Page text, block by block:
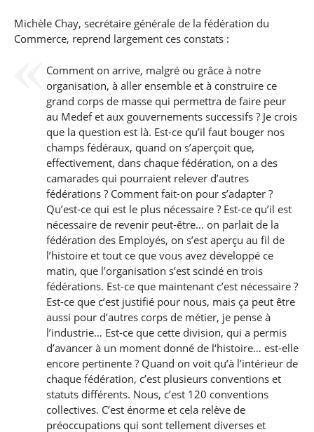
Michèle Chay, secrétaire générale de la fédération du
Commerce, reprend largement ces constats :
Comment on arrive, malgré ou grâce à notre
organisation, à aller ensemble et à construire ce
grand corps de masse qui permettra de faire peur
au Medef et aux gouvernements successifs ? Je crois
que la question est là. Est-ce qu’il faut bouger nos
champs fédéraux, quand on s’aperçoit que,
effectivement, dans chaque fédération, on a des
camarades qui pourraient relever d’autres
fédérations ? Comment fait-on pour s’adapter ?
Qu’est-ce qui est le plus nécessaire ? Est-ce qu’il est
nécessaire de revenir peut-être… on parlait de la
fédération des Employés, on s’est aperçu au fil de
l’histoire et tout ce que vous avez développé ce
matin, que l’organisation s’est scindé en trois
fédérations. Est-ce que maintenant c’est nécessaire ?
Est-ce que c’est justifié pour nous, mais ça peut être
aussi pour d’autres corps de métier, je pense à
l’industrie… Est-ce que cette division, qui a permis
d’avancer à un moment donné de l‘histoire… est-elle
encore pertinente ? Quand on voit qu’à l’intérieur de
chaque fédération, c’est plusieurs conventions et
statuts différents. Nous, c’est 120 conventions
collectives. C’est énorme et cela relève de
préoccupations qui sont tellement diverses et